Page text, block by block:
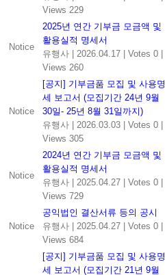
Views 229
Notice
2025년 연간 기부금 모금액 및
활용실적 명세서
유행사
2026.04.17 Votes 0
Views 260
Notice
[공지] 기부금품 모집 및 사용명
세 보고서 (모집기간 24년 9월
30일- 25년 8월 31일까지)
유행사
2026.03.03 Votes 0
Views 305
Notice
2024년 연간 기부금 모금액 및
활용실적 명세서
유행사
2025.04.27 Votes 0
Views 729
Notice
공익법인 결산서류 등의 공시
유행사
2025.04.27 Votes 0
Views 684
[공지] 기부금품 모집 및 사용명
세 보고서 (모집기간 21년 9월